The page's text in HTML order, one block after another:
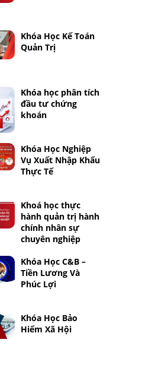
Khóa Học Kế Toán
Quản Trị
Khóa học phân tích
đầu tư chứng
khoán
Khóa Học Nghiệp
Vụ Xuất Nhập Khẩu
Thực Tế
Khoá học thực
hành quản trị hành
chính nhân sự
chuyên nghiệp
Khóa Học C&B –
Tiền Lương Và
Phúc Lợi
Khóa Học Bảo
Hiểm Xã Hội